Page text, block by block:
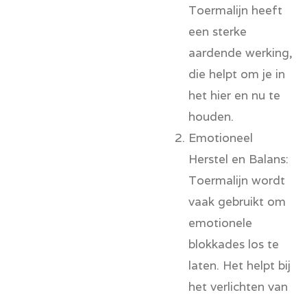
Toermalijn heeft
een sterke
aardende werking,
die helpt om je in
het hier en nu te
houden.
Emotioneel
Herstel en Balans:
Toermalijn wordt
vaak gebruikt om
emotionele
blokkades los te
laten. Het helpt bij
het verlichten van